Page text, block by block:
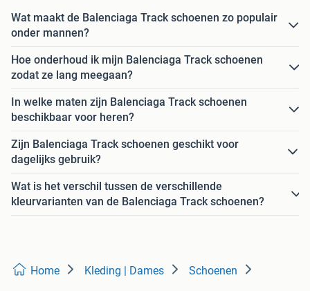
Wat maakt de Balenciaga Track schoenen zo populair
onder mannen?
Hoe onderhoud ik mijn Balenciaga Track schoenen
zodat ze lang meegaan?
In welke maten zijn Balenciaga Track schoenen
beschikbaar voor heren?
Zijn Balenciaga Track schoenen geschikt voor
dagelijks gebruik?
Wat is het verschil tussen de verschillende
kleurvarianten van de Balenciaga Track schoenen?
Home Kleding | Dames Schoenen